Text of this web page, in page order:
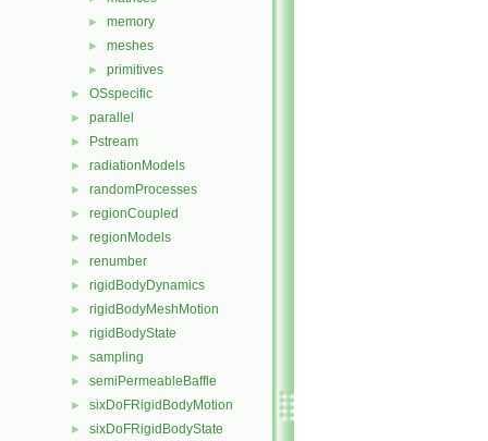
► memory
► meshes
► primitives
► OSspecific
► parallel
► Pstream
► radiationModels
► randomProcesses
► regionCoupled
► regionModels
► renumber
► rigidBodyDynamics
► rigidBodyMeshMotion
► rigidBodyState
► sampling
► semiPermeableBaffle
► sixDoFRigidBodyMotion
► sixDoFRigidBodyState